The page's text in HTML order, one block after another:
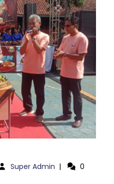
Super Admin |
0